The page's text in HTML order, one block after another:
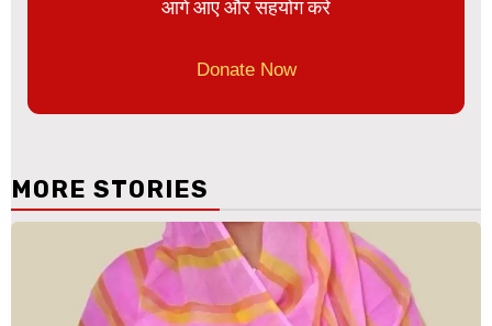
आगे आए और सहयोग करे
Donate Now
MORE STORIES